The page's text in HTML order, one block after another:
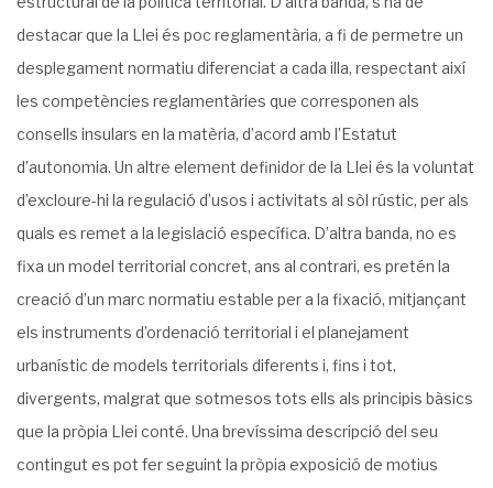
destacar que la Llei és poc reglamentària, a fi de permetre un
desplegament normatiu diferenciat a cada illa, respectant així
les competències reglamentàries que corresponen als
consells insulars en la matèria, d’acord amb l’Estatut
d’autonomia. Un altre element definidor de la Llei és la voluntat
d’excloure-hi la regulació d’usos i activitats al sòl rústic, per als
quals es remet a la legislació específica. D’altra banda, no es
fixa un model territorial concret, ans al contrari, es pretén la
creació d’un marc normatiu estable per a la fixació, mitjançant
els instruments d’ordenació territorial i el planejament
urbanístic de models territorials diferents i, fins i tot,
divergents, malgrat que sotmesos tots ells als principis bàsics
que la pròpia Llei conté. Una brevíssima descripció del seu
contingut es pot fer seguint la pròpia exposició de motius